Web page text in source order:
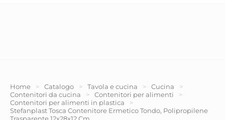
Home > Catalogo > Tavola e cucina > Cucina
>
Contenitori da cucina
> Contenitori per alimenti
>
Contenitori per alimenti in plastica
>
Stefanplast Tosca Contenitore Ermetico Tondo, Polipropilene